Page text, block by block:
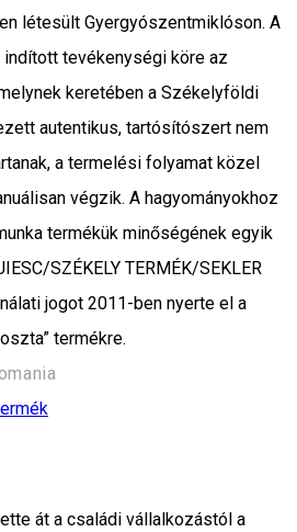
létesült Gyergyószentmiklóson. A
tevékenységi köre az
keretében a Székelyföldi
autentikus, tartósítószert nem
a termelési folyamat közel
végzik. A hagyományokhoz
termékük minőségének egyik
SZÉKELY TERMÉK/SEKLER
jogot 2011-ben nyerte el a
termékre.
át a családi vállalkozástól a